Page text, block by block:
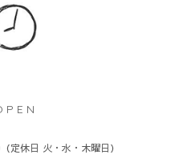
定休日 火・水・木曜日）